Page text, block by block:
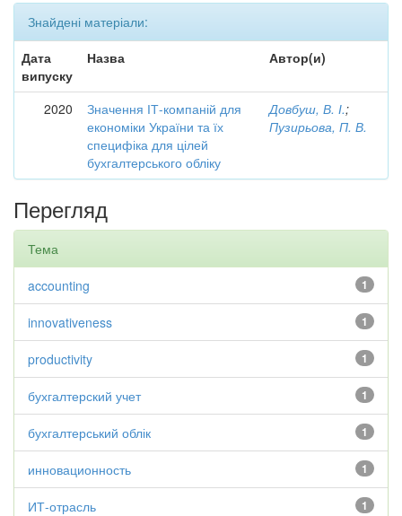
Знайдені матеріали:
Дата
випуску
Назва Автор(и)
2020
Значення ІТ-компаній для
економіки України та їх
специфіка для цілей
бухгалтерського обліку
Довбуш, В. І.;
Пузирьова, П. В.
Перегляд
Тема
1
accounting
1
innovativeness
1
productivity
1
бухгалтерский учет
1
бухгалтерський облік
1
инновационность
1
ИТ-отрасль